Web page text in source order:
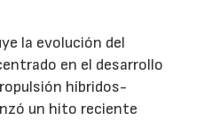
la evolución del
en el desarrollo
híbridos-
un hito reciente